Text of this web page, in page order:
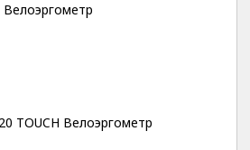
TOUCH Велоэргометр